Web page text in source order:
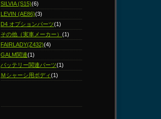
SILVIA (S15)(6)
LEVIN (AE86)(3)
D4 オプションパーツ(1)
その他（実車メーカー） (1)
FAIRLADY(Z432)(4)
GALM関連(1)
バッテリー関連パーツ(1)
Ｍシャーシ用ボディ(1)